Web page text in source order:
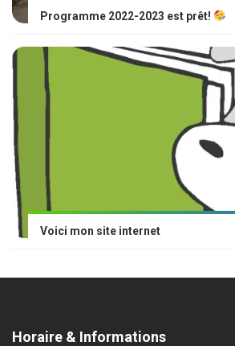
Programme 2022-2023 est prêt!
Voici mon site internet
Horaire & Informations